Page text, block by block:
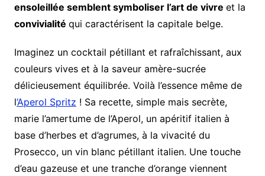
ensoleillée semblent symboliser l’art de vivre et la
convivialité qui caractérisent la capitale belge.
Imaginez un cocktail pétillant et rafraîchissant, aux
couleurs vives et à la saveur amère-sucrée
délicieusement équilibrée. Voilà l’essence même de
l‘Aperol Spritz ! Sa recette, simple mais secrète,
marie l’amertume de l’Aperol, un apéritif italien à
base d’herbes et d’agrumes, à la vivacité du
Prosecco, un vin blanc pétillant italien. Une touche
d’eau gazeuse et une tranche d’orange viennent